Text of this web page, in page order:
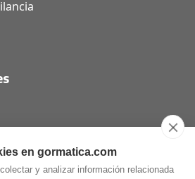
en gormatica.com
y analizar información relacionada